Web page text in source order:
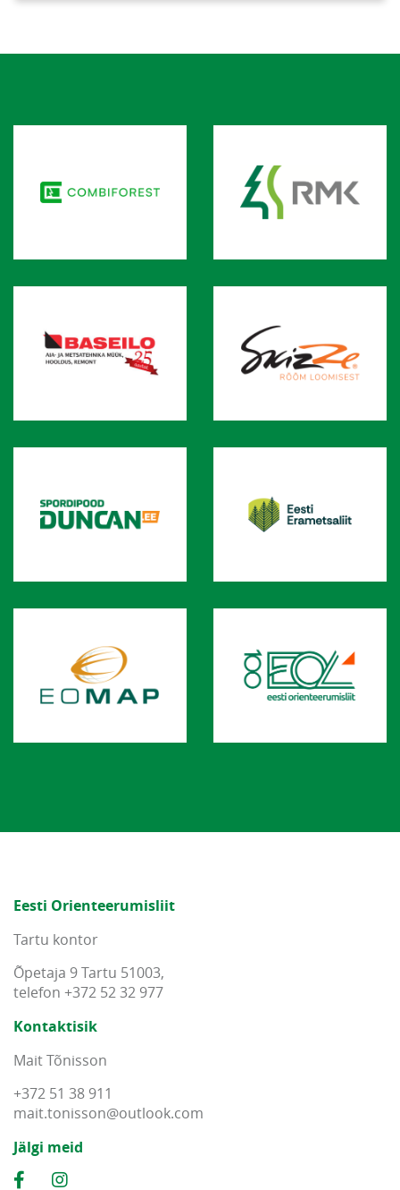
Eesti Orienteerumisliit
Tartu kontor
Õpetaja 9 Tartu 51003,
telefon +372 52 32 977
Kontaktisik
Mait Tõnisson
+372 51 38 911
mait.tonisson@outlook.com
Jälgi meid